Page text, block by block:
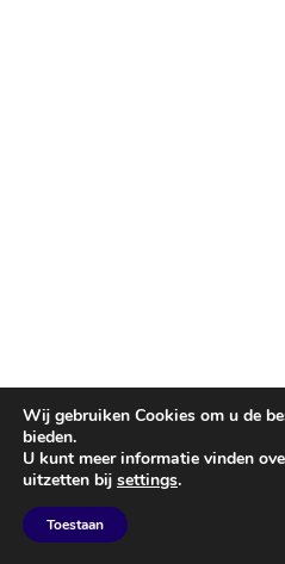
Wij gebruiken Cookies om u de
bieden.
U kunt meer informatie vinden
uitzetten bij settings.
Toestaan